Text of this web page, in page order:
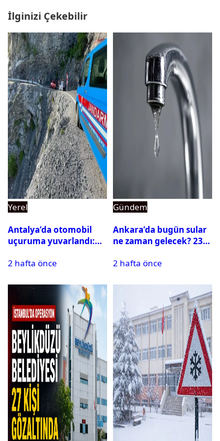
İlginizi Çekebilir
Yerel
Antalya’da otomobil
uçuruma yuvarlandı:
var
2 hafta önce
Gündem
Ankara’da bugün sular
ne zaman gelecek? 23
su kesintisi sorgulama
2 hafta önce